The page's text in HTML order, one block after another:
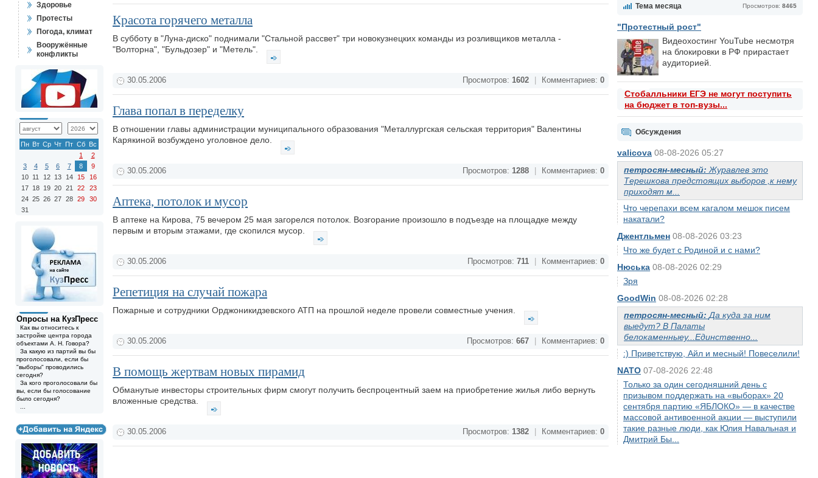
Просмотров: 8465
Тема месяца
"Протестный рост"
Видеохостинг YouTube несмотря
на блокировки в РФ прирастает
аудиторией.
Стобалльники ЕГЭ не могут поступить
на бюджет в топ-вузы...
Обсуждения
valicova 08-08-2026 05:27
петросян-месный: Журавлев это
Терешкова предстоящих выборов ,к нему
приходят м...
Что черепахи всем кагалом мешок писем
накатали?
Джентльмен 08-08-2026 03:23
Что же будет с Родиной и с нами?
Нюська 08-08-2026 02:29
Зря
GoodWin 08-08-2026 02:28
петросян-месный: Да куда за ним
выедут? В Палаты
белокаменныеу...Единственно...
:) Приветствую, Айл и месный! Повеселили!
NATO 07-08-2026 22:48
Только за один сегодняшний день с
призывом поддержать на «выборах» 20
сентября партию «ЯБЛОКО» — в качестве
массовой антивоенной акции — выступили
такие разные люди, как Юлия Навальная и
Дмитрий Бы...
Здоровье
Протесты
Погода, климат
Вооружённые
конфликты
Пн Вт Ср Чт Пт Сб Вс
1
2
3
4 5 6 7 8
9
10 11 12 13 14 15
16
17 18 19 20 21 22
23
24 25 26 27 28 29
30
31
Опросы на КузПресс
Как вы относитесь к
застройке центра города
объектами А. Н. Говора?
За какую из партий вы бы
проголосовали, если бы
"выборы" проводились
сегодня?
За кого проголосовали бы
вы, если бы голосование
было сегодня?
Красота горячего металла
В субботу в "Луна-диско" поднимали "Стальной рассвет" три новокузнецких команды из розливщиков металла -
"Волторна", "Бульдозер" и "Метель".
30.05.2006 Просмотров: 1602 Комментариев: 0
Глава попал в переделку
В отношении главы администрации муниципального образования "Металлургская сельская территория" Валентины
Карякиной возбуждено уголовное дело.
30.05.2006 Просмотров: 1288 Комментариев: 0
Аптека, потолок и мусор
В аптеке на Кирова, 75 вечером 25 мая загорелся потолок. Возгорание произошло в подъезде на площадке между
первым и вторым этажами, где скопился мусор.
30.05.2006 Просмотров: 711 Комментариев: 0
Репетиция на случай пожара
Пожарные и сотрудники Орджоникидзевского АТП на прошлой неделе провели совместные учения.
30.05.2006 Просмотров: 667 Комментариев: 0
В помощь жертвам новых пирамид
Обманутые инвесторы строительных фирм смогут получить беспроцентный заем на приобретение жилья либо вернуть
вложенные средства.
30.05.2006 Просмотров: 1382 Комментариев: 0